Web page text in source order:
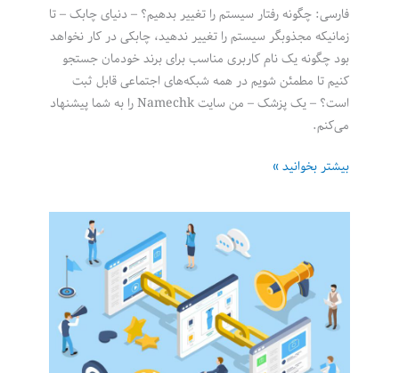
فارسی: چگونه رفتار سیستم را تغییر بدهیم؟ – دنیای چابک – تا
زمانیکه مجذوبگر سیستم را تغییر ندهید، چابکی در کار نخواهد
بود چگونه یک نام کاربری مناسب برای برند خودمان جستجو
کنیم تا مطمئن شویم در همه شبکه‌های اجتماعی قابل ثبت
است؟ – یک پزشک – من سایت Namechk را به شما پیشنهاد
می‌کنم.
لینک‌های
12
بیشتر بخوانید »